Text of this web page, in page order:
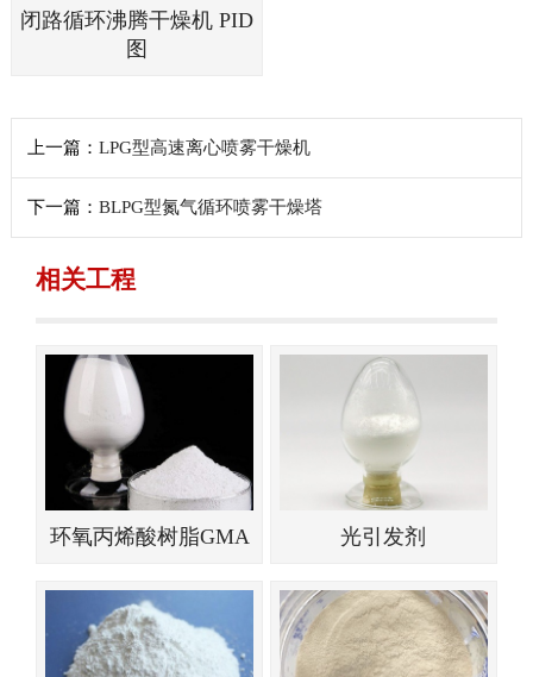
闭路循环沸腾干燥机 PID
图
上一篇： LPG型高速离心喷雾干燥机
下一篇： BLPG型氮气循环喷雾干燥塔
相关工程
环氧丙烯酸树脂GMA 光引发剂